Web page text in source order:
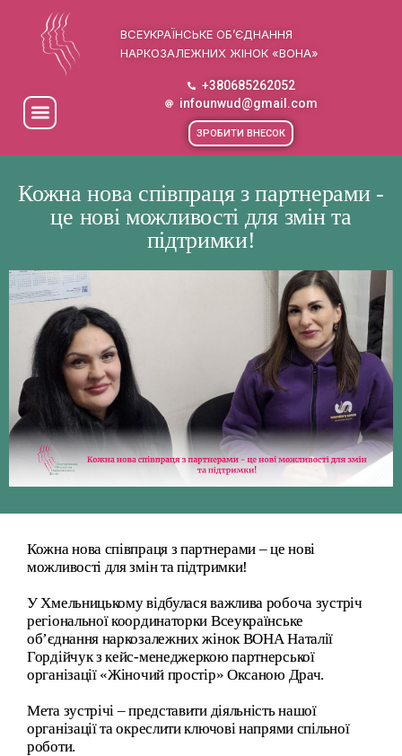
ВСЕУКРАЇНСЬКЕ ОБ’ЄДНАННЯ
НАРКОЗАЛЕЖНИХ ЖІНОК «ВОНА»
+380685262052
infounwud@gmail.com
ЗРОБИТИ ВНЕСОК
Кожна нова співпраця з партнерами -
це нові можливості для змін та
підтримки!
Кожна нова співпраця з партнерами – це нові
можливості для змін та підтримки!
У Хмельницькому відбулася важлива робоча зустріч
регіональної координаторки Всеукраїнське
об’єднання наркозалежних жінок ВОНА Наталії
Гордійчук з кейс-менеджеркою партнерської
організації «Жіночий простір» Оксаною Драч.
Мета зустрічі – представити діяльність нашої
організації та окреслити ключові напрями спільної
роботи.